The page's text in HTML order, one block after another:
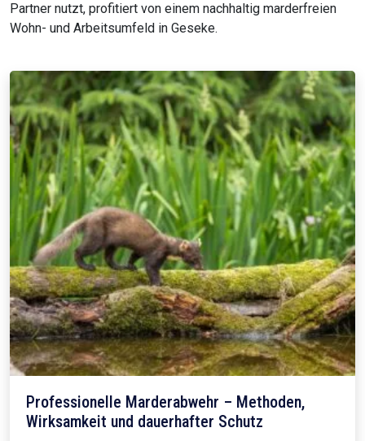
Partner nutzt, profitiert von einem nachhaltig marderfreien
Wohn- und Arbeitsumfeld in Geseke.
Professionelle Marderabwehr – Methoden,
Wirksamkeit und dauerhafter Schutz